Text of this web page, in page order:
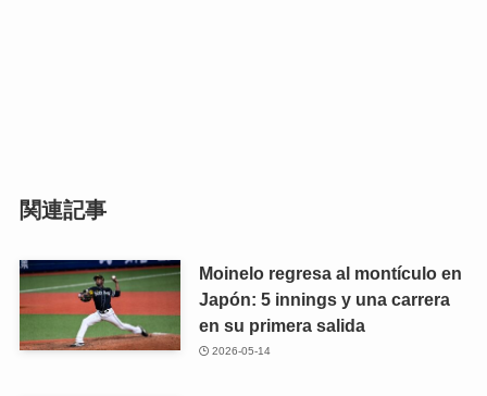
関連記事
Moinelo regresa al montículo en
Japón: 5 innings y una carrera
en su primera salida
2026-05-14